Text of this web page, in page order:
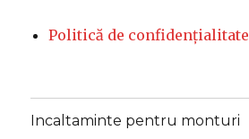
Politică de confidențialitate
Incaltaminte pentru monturi